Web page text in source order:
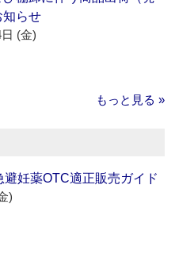
知らせ
(金)
もっと見る »
避妊薬OTC適正販売ガイド
)